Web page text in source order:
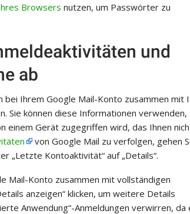
Browsers nutzen, um Passwörter zu
und
ab
bei Ihrem Google Mail-Konto zusammen mit
Sie können diese Informationen verwenden,
einem Gerät zugegriffen wird, das Ihnen
von Google Mail zu verfolgen, gehen
„Letzte Kontoaktivität“ auf „Details“.
Mail-Konto zusammen mit vollständigen
anzeigen“ klicken, um weitere Details
Anwendung“-Anmeldungen verwirren, da